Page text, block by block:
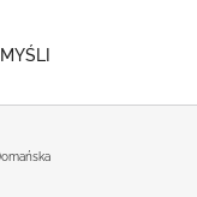
MYŚLI